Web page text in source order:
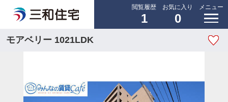
閲覧履歴
1
お気に入り
0
メニュー
モアベリー 1021LDK